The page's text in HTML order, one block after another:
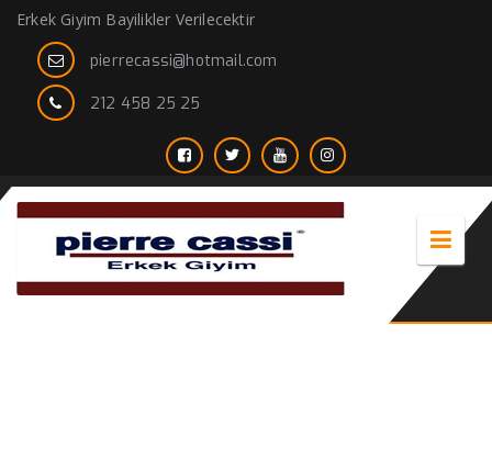
Erkek Giyim Bayilikler Verilecektir
pierrecassi@hotmail.com
212 458 25 25